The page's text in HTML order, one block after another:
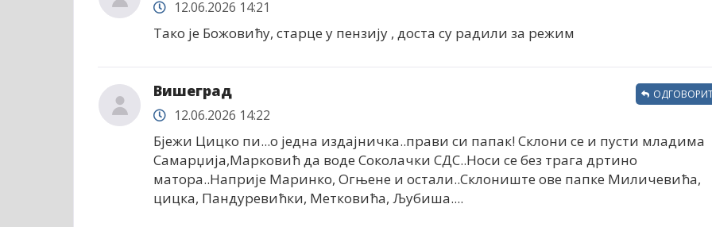
12.06.2026 14:21
Тако је Божовићу, старце у пензију , доста су радили за режим
Вишеград
12.06.2026 14:22
Бјежи Цицко пи...о једна издајничка..прави си папак! Склони се и пусти младима
Самарџија,Марковић да воде Соколачки СДС..Носи се без трага дртино
матора..Наприје Маринко, Огњене и остали..Склониште ове папке Миличевића,
цицка, Пандуревићки, Метковића, Љубиша....